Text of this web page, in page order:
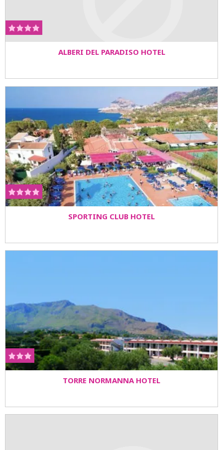
ALBERI DEL PARADISO HOTEL
SPORTING CLUB HOTEL
TORRE NORMANNA HOTEL